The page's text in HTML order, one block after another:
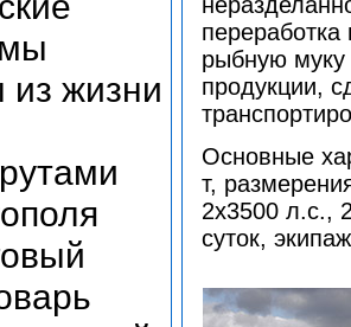
из жизни
рыбную муку
продукции,
Основные
т,
2х3500 л.с.,
суток,